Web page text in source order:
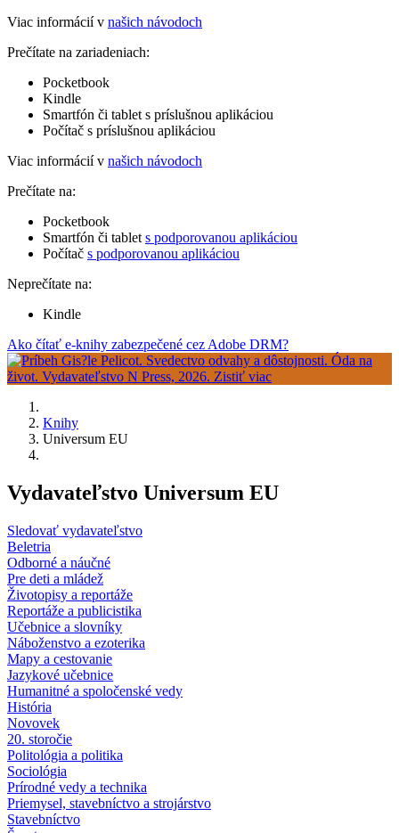
Viac informácií v našich návodoch
Prečítate na zariadeniach:
Pocketbook
Kindle
Smartfón či tablet s príslušnou aplikáciou
Počítač s príslušnou aplikáciou
Viac informácií v našich návodoch
Prečítate na:
Pocketbook
Smartfón či tablet s podporovanou aplikáciou
Počítač s podporovanou aplikáciou
Neprečítate na:
Kindle
Ako čítať e-knihy zabezpečené cez Adobe DRM?
Knihy
Universum EU
Vydavateľstvo Universum EU
Sledovať vydavateľstvo
Beletria
Odborné a náučné
Pre deti a mládež
Životopisy a reportáže
Reportáže a publicistika
Učebnice a slovníky
Náboženstvo a ezoterika
Mapy a cestovanie
Jazykové učebnice
Humanitné a spoločenské vedy
História
Novovek
20. storočie
Politológia a politika
Sociológia
Prírodné vedy a technika
Priemysel, stavebníctvo a strojárstvo
Stavebníctvo